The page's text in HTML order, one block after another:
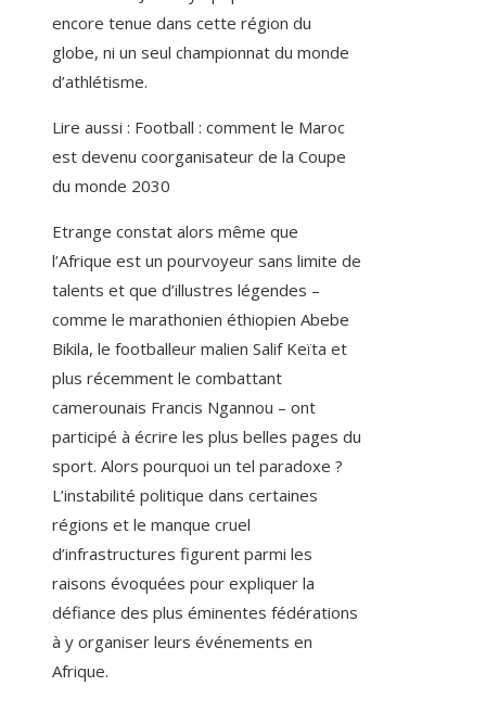
encore tenue dans cette région du
globe, ni un seul championnat du monde
d’athlétisme.
Lire aussi : Football : comment le Maroc
est devenu coorganisateur de la Coupe
du monde 2030
Etrange constat alors même que
l’Afrique est un pourvoyeur sans limite de
talents et que d’illustres légendes –
comme le marathonien éthiopien Abebe
Bikila, le footballeur malien Salif Keïta et
plus récemment le combattant
camerounais Francis Ngannou – ont
participé à écrire les plus belles pages du
sport. Alors pourquoi un tel paradoxe ?
L’instabilité politique dans certaines
régions et le manque cruel
d’infrastructures figurent parmi les
raisons évoquées pour expliquer la
défiance des plus éminentes fédérations
à y organiser leurs événements en
Afrique.